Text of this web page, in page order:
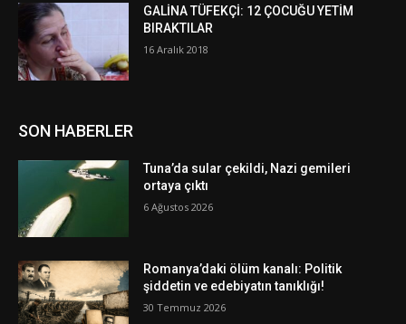
GALİNA TÜFEKÇİ: 12 ÇOCUĞU YETİM
BIRAKTILAR
16 Aralık 2018
SON HABERLER
Tuna’da sular çekildi, Nazi gemileri
ortaya çıktı
6 Ağustos 2026
Romanya’daki ölüm kanalı: Politik
şiddetin ve edebiyatın tanıklığı!
30 Temmuz 2026